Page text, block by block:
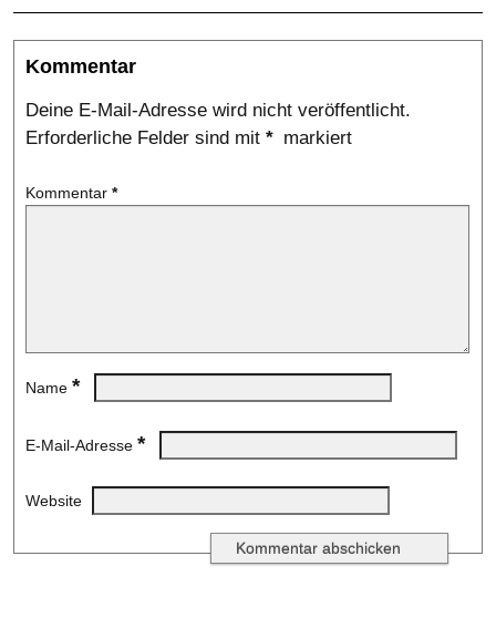
Kommentar
Deine E-Mail-Adresse wird nicht veröffentlicht.
Erforderliche Felder sind mit * markiert
Kommentar *
Name *
E-Mail-Adresse *
Website